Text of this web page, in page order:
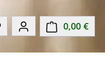
Du hast 0 Produkte auf
0,00 €